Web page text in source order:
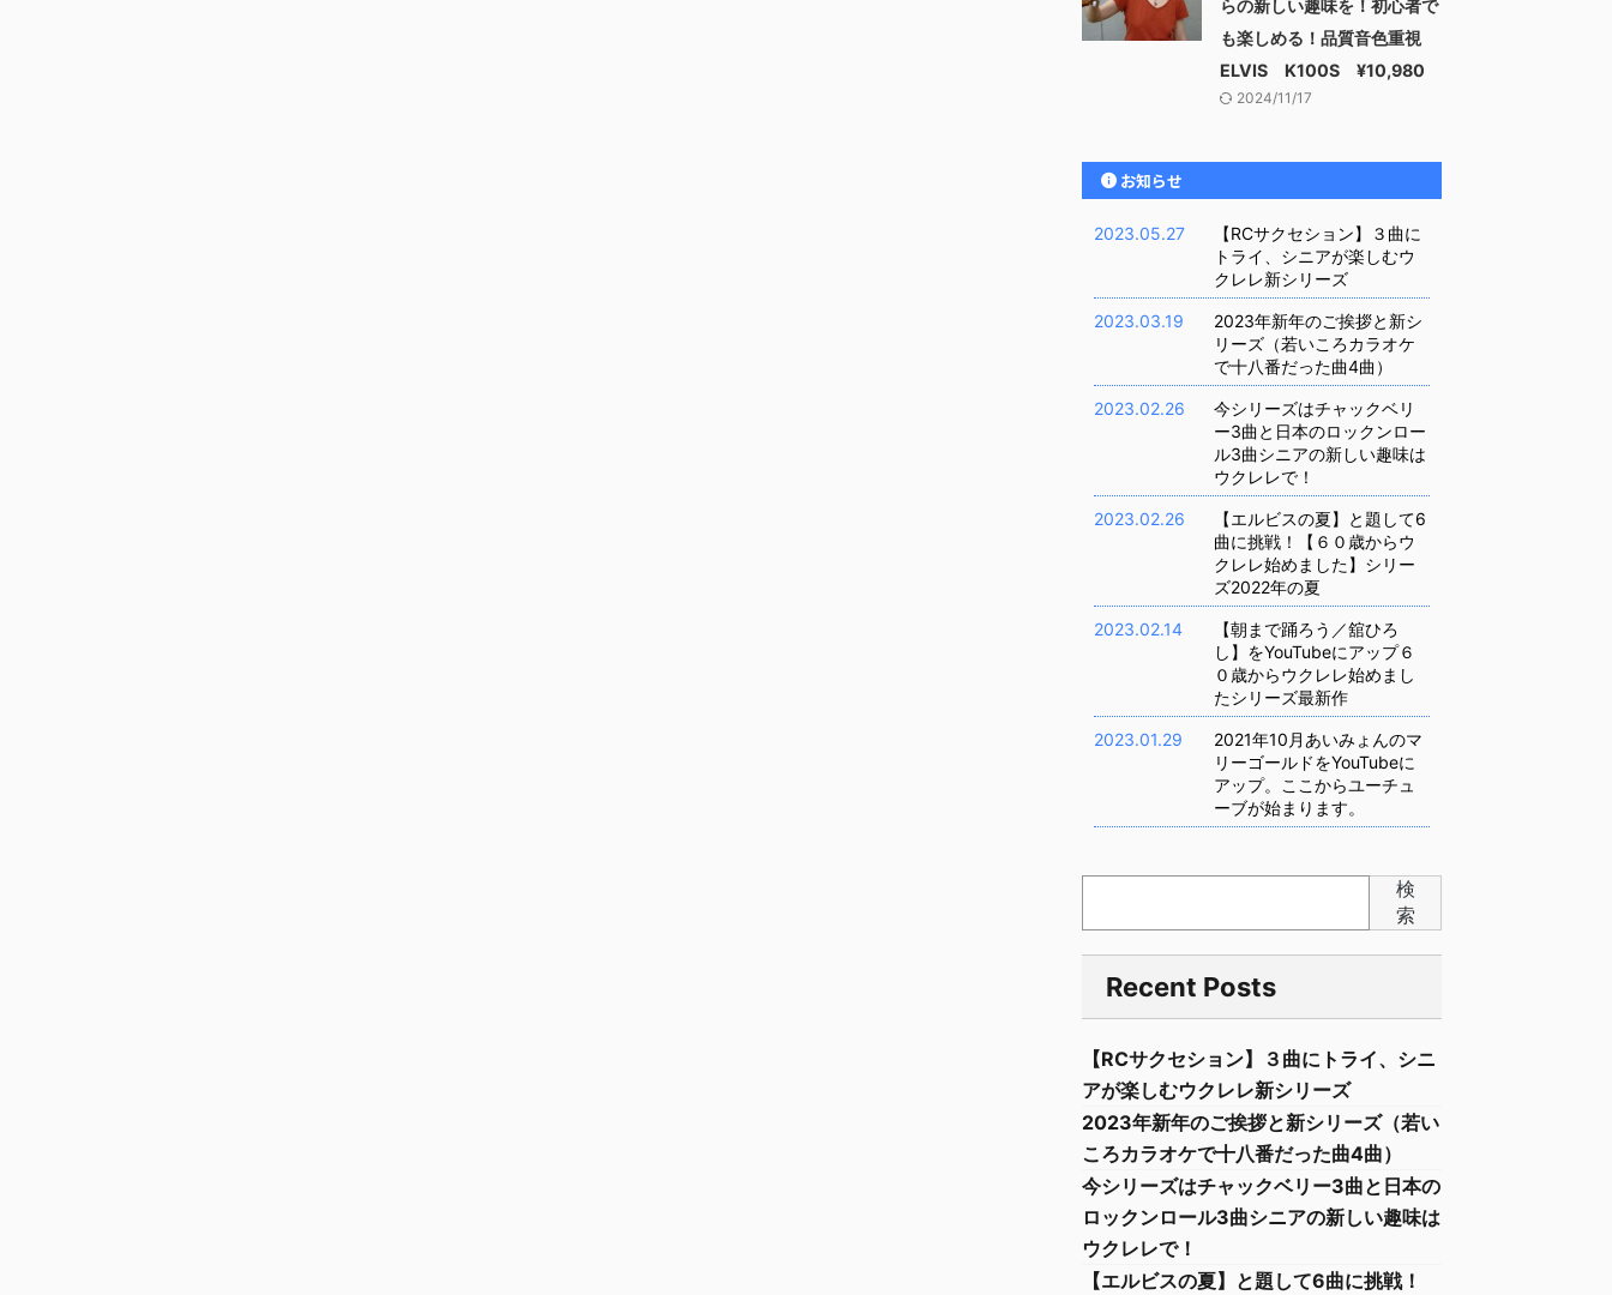
らの新しい趣味を！初心者で
も楽しめる！品質音色重視
ELVIS K100S ¥10,980
2024/11/17
お知らせ
2023.05.27
【RCサクセション】３曲に
トライ、シニアが楽しむウ
クレレ新シリーズ
2023.03.19
2023年新年のご挨拶と新シ
リーズ（若いころカラオケ
で十八番だった曲4曲）
2023.02.26
今シリーズはチャックベリ
ー3曲と日本のロックンロー
ル3曲シニアの新しい趣味は
ウクレレで！
2023.02.26
【エルビスの夏】と題して6
曲に挑戦！【６０歳からウ
クレレ始めました】シリー
ズ2022年の夏
2023.02.14
【朝まで踊ろう／舘ひろ
し】をYouTubeにアップ６
０歳からウクレレ始めまし
たシリーズ最新作
2023.01.29
2021年10月あいみょんのマ
リーゴールドをYouTubeに
アップ。ここからユーチュ
ーブが始まります。
検
索
Recent Posts
【RCサクセション】３曲にトライ、シニ
アが楽しむウクレレ新シリーズ
2023年新年のご挨拶と新シリーズ（若い
ころカラオケで十八番だった曲4曲）
今シリーズはチャックベリー3曲と日本の
ロックンロール3曲シニアの新しい趣味は
ウクレレで！
【エルビスの夏】と題して6曲に挑戦！